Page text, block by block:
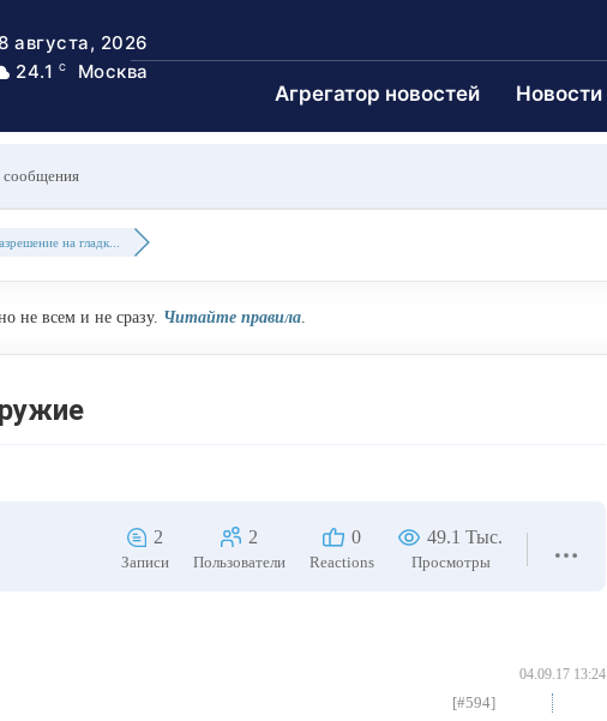
августа, 2026
24.1
C Москва
Агрегатор новостей Новости
сообщения
на гладк...
не всем и не сразу. Читайте правила.
2
Записи
2
Пользователи
0
Reactions
49.1 Тыс.
Просмотры
04.09.17 13:24
[#594]